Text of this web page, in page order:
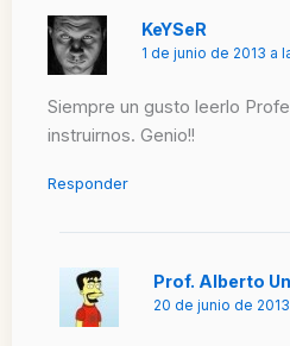
KeYSeR
1 de junio de 2013 a
Siempre un gusto leerlo
instruirnos. Genio!!
Responder
Prof. Alberto
20 de junio de